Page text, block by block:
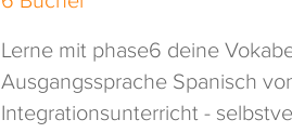
Lerne mit phase6 deine
Ausgangssprache Spanisch
Integrationsunterricht -